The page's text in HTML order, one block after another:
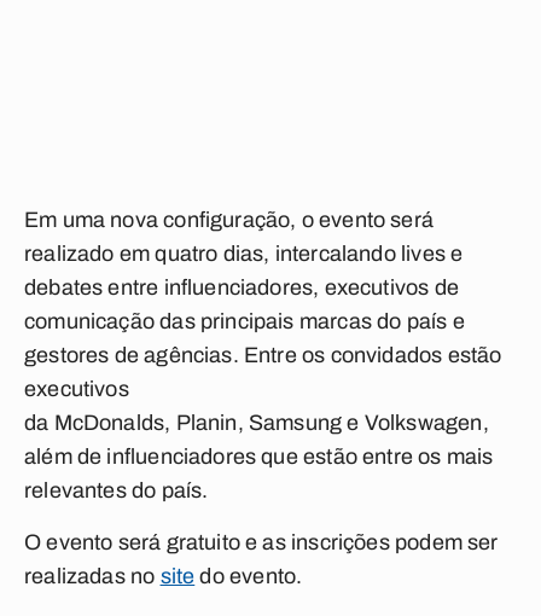
Em uma nova configuração, o evento será
realizado em quatro dias, intercalando lives e
debates entre influenciadores, executivos de
comunicação das principais marcas do país e
gestores de agências. Entre os convidados estão
executivos
da McDonalds, Planin, Samsung e Volkswagen,
além de influenciadores que estão entre os mais
relevantes do país.
O evento será gratuito e as inscrições podem ser
realizadas no site do evento.